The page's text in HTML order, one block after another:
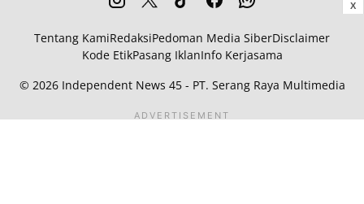
X
ADVERTISEMENT
Tentang KamiRedaksiPedoman Media SiberDisclaimer
Kode EtikPasang IklanInfo Kerjasama
© 2026 Independent News 45- PT. Serang Raya Multimedia